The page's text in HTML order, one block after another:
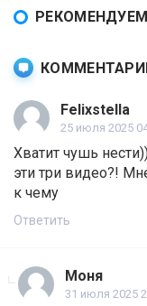
РЕКОМЕНДУЕМ
Felixstella
25 июля 2025
Хватит чушь
эти три видео?!
к чему
Ответить
Моня
31 июля 2025